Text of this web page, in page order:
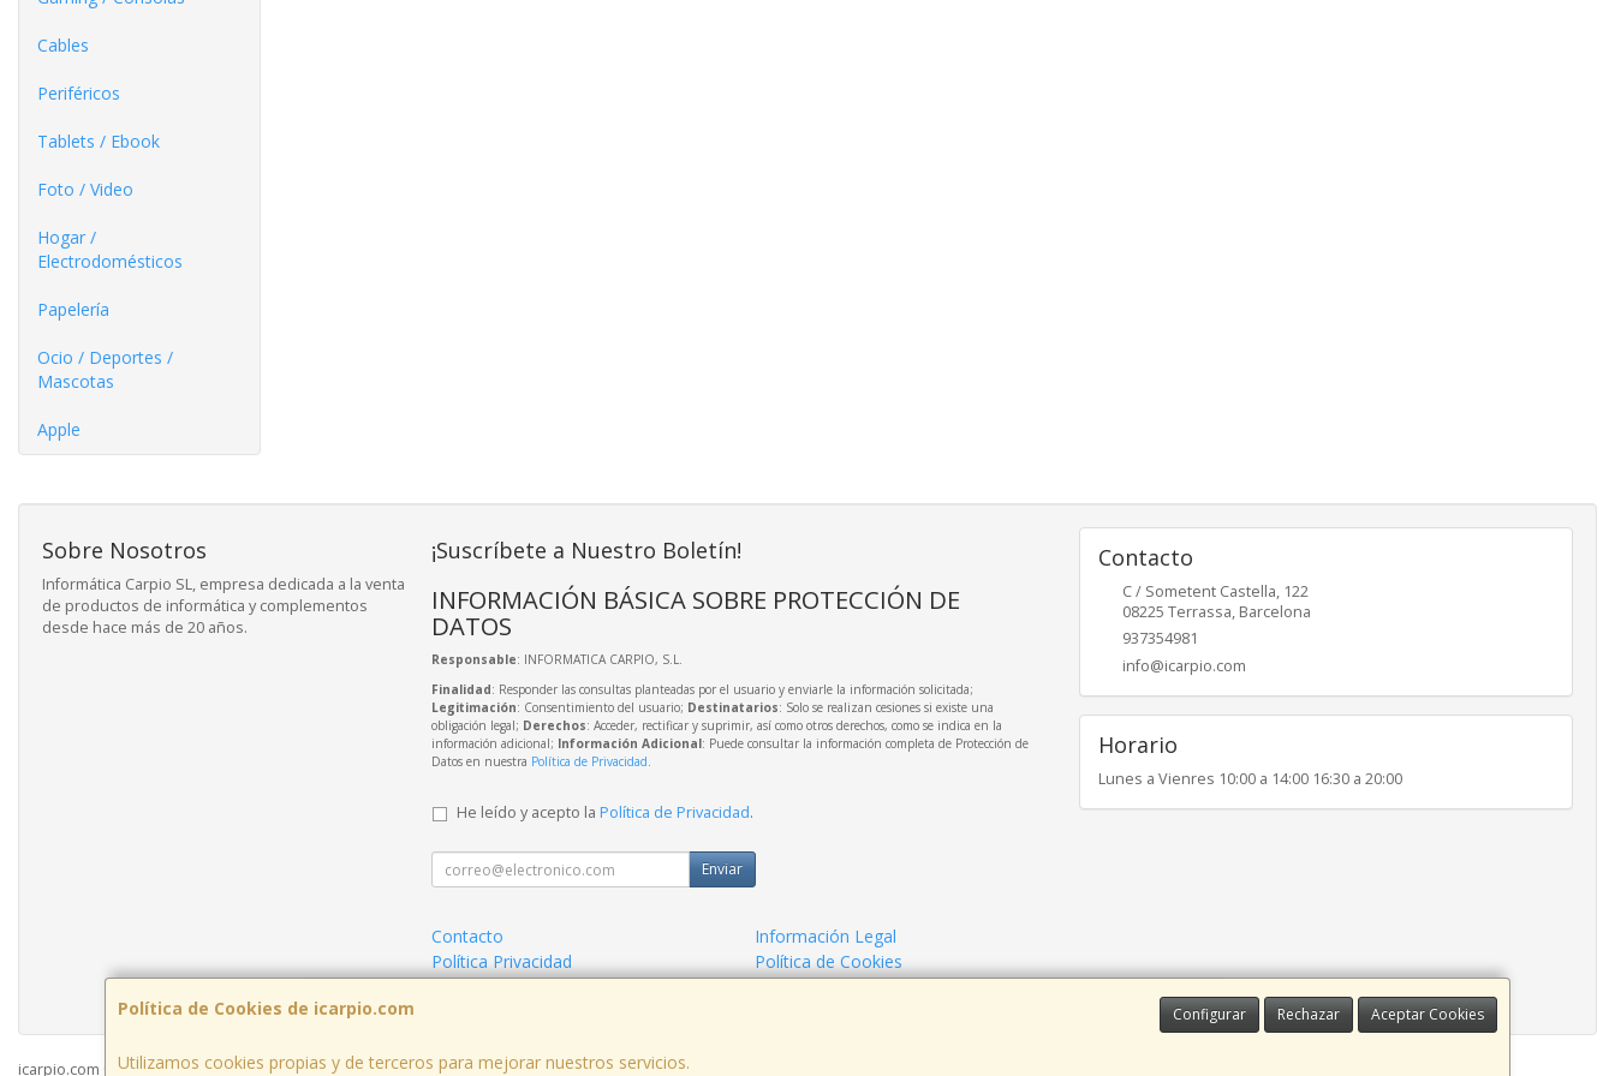
Cables
Periféricos
Tablets / Ebook
Foto / Video
Hogar /
Electrodomésticos
Papelería
Ocio / Deportes /
Mascotas
Apple
Política de Cookies de icarpio.com Configurar Rechazar Aceptar Cookies
Utilizamos cookies propias y de terceros para mejorar nuestros servicios.
Sobre Nosotros
Informática Carpio SL, empresa dedicada a la venta
de productos de informática y complementos
desde hace más de 20 años.
¡Suscríbete a Nuestro Boletín!
INFORMACIÓN BÁSICA SOBRE PROTECCIÓN DE
DATOS
Responsable: INFORMATICA CARPIO, S.L.
Finalidad: Responder las consultas planteadas por el usuario y enviarle la información solicitada;
Legitimación: Consentimiento del usuario; Destinatarios: Solo se realizan cesiones si existe una
obligación legal; Derechos: Acceder, rectificar y suprimir, así como otros derechos, como se indica en la
información adicional; Información Adicional: Puede consultar la información completa de Protección de
Datos en nuestra Política de Privacidad.
He leído y acepto la Política de Privacidad.
Enviar
Contacto
Información Legal
Política Privacidad
Política de Cookies
Condiciones de Compra
Formas de Pago
Contacto
C / Sometent Castella, 122
08225 Terrassa, Barcelona
937354981
info@icarpio.com
Horario
Lunes a Vienres 10:00 a 14:00 16:30 a 20:00
icarpio.com © 2026